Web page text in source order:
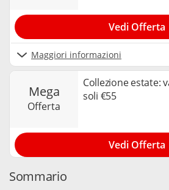
Maggiori informazioni
Vedi Offerta
mega
offerta
Collezione estate:
soli €55
Vedi Offerta
Sommario